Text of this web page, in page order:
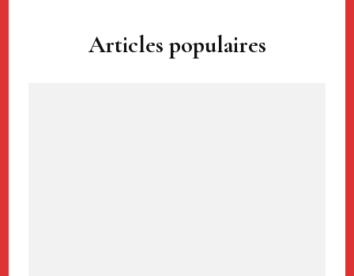
NavigationArticles populaires